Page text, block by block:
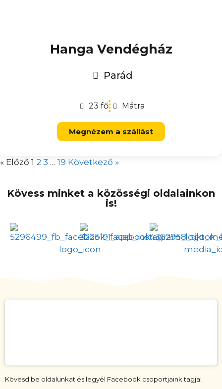
Hanga Vendégház
Parád
23 fő Mátra
Megnézem a szállást
« Előző 1 2 3 … 19 Következő »
Kövess minket a közösségi oldalainkon
is!
Kövesd be oldalunkat és legyél Facebook csoportjaink tagja!